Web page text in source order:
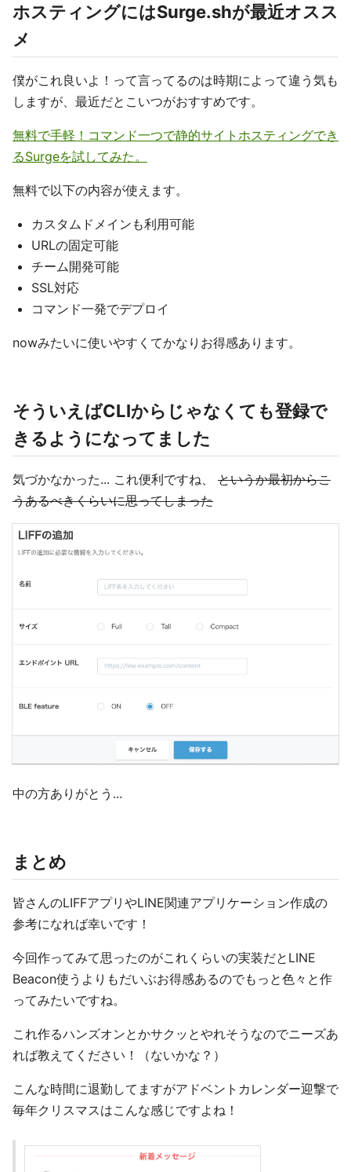
ホスティングにはSurge.shが最近オスス
メ
僕がこれ良いよ！って言ってるのは時期によって違う気も
しますが、最近だとこいつがおすすめです。
無料で手軽！コマンド一つで静的サイトホスティングでき
るSurgeを試してみた。
無料で以下の内容が使えます。
カスタムドメインも利用可能
URLの固定可能
チーム開発可能
SSL対応
コマンド一発でデプロイ
nowみたいに使いやすくてかなりお得感あります。
そういえばCLIからじゃなくても登録で
きるようになってました
気づかなかった... これ便利ですね、 というか最初からこ
うあるべきくらいに思ってしまった
中の方ありがとう...
まとめ
皆さんのLIFFアプリやLINE関連アプリケーション作成の
参考になれば幸いです！
今回作ってみて思ったのがこれくらいの実装だとLINE
Beacon使うよりもだいぶお得感あるのでもっと色々と作
ってみたいですね。
これ作るハンズオンとかサクッとやれそうなのでニーズあ
れば教えてください！（ないかな？）
こんな時間に退勤してますがアドベントカレンダー迎撃で
毎年クリスマスはこんな感じですよね！